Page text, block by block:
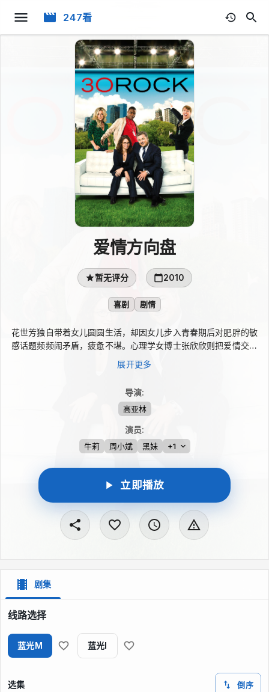
247看
爱情方向盘
暂无评分 2010
喜剧 剧情
花世芳独自带着女儿圆圆生活，却因女儿步入青春期后对肥胖的敏
感话题频频闹矛盾，疲惫不堪。心理学女博士张欣欣则把爱情交给
数据库筛选，相亲屡屡碰壁，精算出的律师陈波也并非理想答案。
两个同样失意的人因“一路上有你”自驾游相遇，旅途中还卷入网络
此展开。
展开更多
导演:
高亚林
演员:
牛莉 周小斌 黑妹 +1
立即播放
剧集
线路选择
蓝光M 蓝光I
选集 倒序